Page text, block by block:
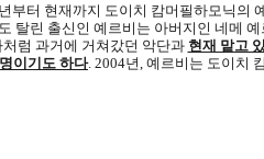
부터 현재까지 도이치 캄머필하모닉의
탈린 출신인 예르비는 아버지인 네메
처럼 과거에 거쳐갔던 악단과 현재 맡고
이기도 하다. 2004년 예르비는 도이치